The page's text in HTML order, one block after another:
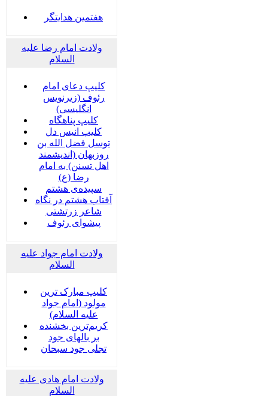
هفتمین هدایتگر
ولادت امام رضا علیه
السلام
کلیپ دعای امام
رئوف (زیرنویس
انگلیسی)
کلیپ پناهگاه
کلیپ انیس دل
توسل فضل الله بن
روزبهان (اندیشمند
اهل تسنن) به امام
رضا (ع)
سپیده‌ی هشتم
آفتاب هشتم در نگاه
شاعر زرتشتی
پیشوای رئوف
ولادت امام جواد علیه
السلام
کلیپ مبارک ترین
مولود (امام جواد
علیه السلام)
کریم‌ترین بخشنده
بر بالهای جود
تجلی جود سبحان
ولادت امام هادی علیه
السلام